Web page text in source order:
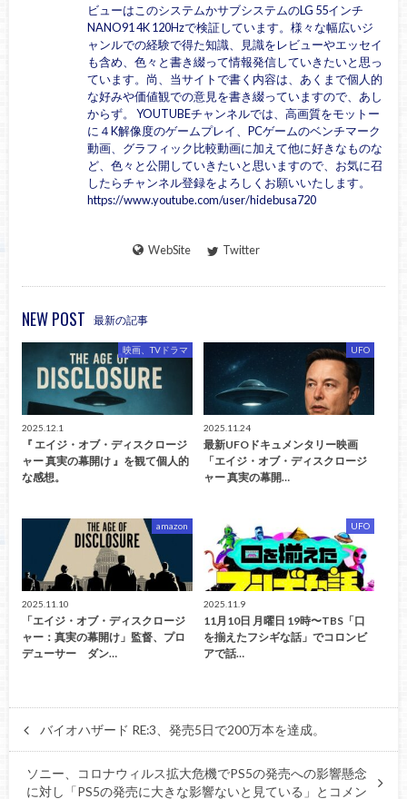
ビューはこのシステムかサブシステムのLG 55インチ
NANO91 4K 120Hzで検証しています。様々な幅広いジ
ャンルでの経験で得た知識、見識をレビューやエッセイ
も含め、色々と書き綴って情報発信していきたいと思っ
ています。尚、当サイトで書く内容は、あくまで個人的
な好みや価値観での意見を書き綴っていますので、あし
からず。 YOUTUBEチャンネルでは、高画質をモットー
に４K解像度のゲームプレイ、PCゲームのベンチマーク
動画、グラフィック比較動画に加えて他に好きなものな
ど、色々と公開していきたいと思いますので、お気に召
したらチャンネル登録をよろしくお願いいたします。
https://www.youtube.com/user/hidebusa720
WebSite Twitter
NEW POST 最新の記事
映画、TVドラマ
2025.12.1
『 エイジ・オブ・ディスクロージ
ャー 真実の幕開け 』を観て個人的
な感想。
UFO
2025.11.24
最新UFOドキュメンタリー映画
「エイジ・オブ・ディスクロージ
ャー 真実の幕開…
amazon
2025.11.10
「エイジ・オブ・ディスクロージ
ャー：真実の幕開け」監督、プロ
デューサー ダン…
UFO
2025.11.9
11月10日 月曜日 19時〜TBS「口
を揃えたフシギな話」でコロンビ
アで話…
バイオハザード RE:3、発売5日で200万本を達成。
ソニー、コロナウィルス拡大危機でPS5の発売への影響懸念
に対し「PS5の発売に大きな影響ないと見ている」とコメン